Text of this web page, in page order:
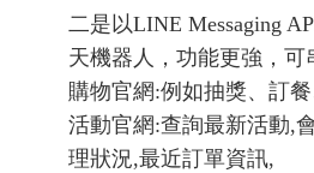
二是以LINE Messaging
天機器人，功能更強，可
購物官網:例如抽獎、訂餐
活動官網:查詢最新活動,
理狀況,最近訂單資訊,